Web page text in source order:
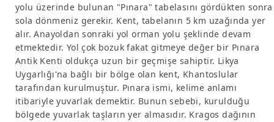
yolu üzerinde bulunan "Pınara" tabelasını gördükten sonra
sola dönmeniz gerekir. Kent, tabelanın 5 km uzağında yer
alır. Anayoldan sonraki yol orman yolu şeklinde devam
etmektedir. Yol çok bozuk fakat gitmeye değer bir Pınara
Antik Kenti oldukça uzun bir geçmişe sahiptir. Likya
Uygarlığı'na bağlı bir bölge olan kent, Khantoslular
tarafından kurulmuştur. Pınara ismi, kelime anlamı
itibariyle yuvarlak demektir. Bunun sebebi, kurulduğu
bölgede yuvarlak taşların yer almasıdır. Kragos dağının